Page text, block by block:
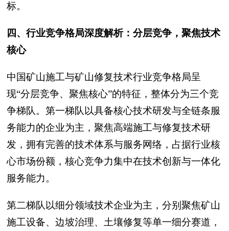
标。
四、行业竞争格局深度解析：分层竞争，聚焦技术
核心
中国矿山施工与矿山修复技术行业竞争格局呈
现“分层竞争、聚焦核心”的特征，整体分为三个竞
争梯队。第一梯队以具备核心技术研发与全链条服
务能力的企业为主，聚焦高端施工与修复技术研
发，拥有完善的技术体系与服务网络，占据行业核
心市场份额，核心竞争力集中在技术创新与一体化
服务能力。
第二梯队以细分领域技术企业为主，分别聚焦矿山
施工设备、边坡治理、土壤修复等单一细分赛道，